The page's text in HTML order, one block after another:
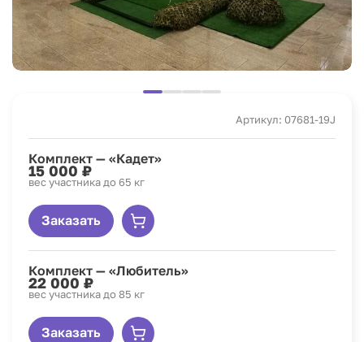
Артикул: 07681-19J
Комплект — «Кадет»
15 000 ₽
вес участника до 65 кг
Заказать
Комплект — «Любитель»
22 000 ₽
вес участника до 85 кг
Заказать